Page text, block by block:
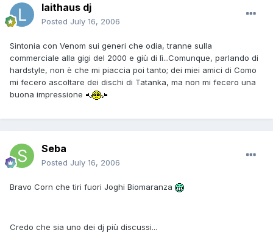
laithaus dj
Posted July 16, 2006
Sintonia con Venom sui generi che odia, tranne sulla
commerciale alla gigi del 2000 e giù di lì...Comunque, parlando di
hardstyle, non è che mi piaccia poi tanto; dei miei amici di Como
mi fecero ascoltare dei dischi di Tatanka, ma non mi fecero una
buona impressione
Seba
Posted July 16, 2006
Bravo Corn che tiri fuori Joghi Biomaranza
Credo che sia uno dei dj più discussi...